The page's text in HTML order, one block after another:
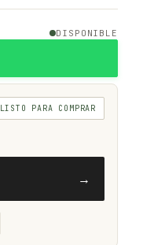
DISPONIBLE
LISTO PARA COMPRAR
→